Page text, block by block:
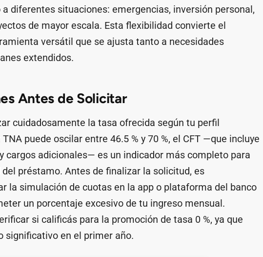
diferentes situaciones: emergencias, inversión personal,
de mayor escala. Esta flexibilidad convierte el
versátil que se ajusta tanto a necesidades
extendidos.
Antes de Solicitar
cuidadosamente la tasa ofrecida según tu perfil
puede oscilar entre 46.5 % y 70 %, el CFT —que incluye
cargos adicionales— es un indicador más completo para
préstamo. Antes de finalizar la solicitud, es
la simulación de cuotas en la app o plataforma del banco
un porcentaje excesivo de tu ingreso mensual.
si calificás para la promoción de tasa 0 %, ya que
significativo en el primer año.